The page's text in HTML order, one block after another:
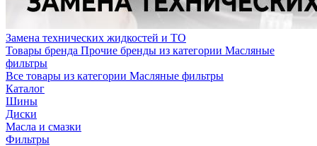
Замена технических жидкостей и ТО
Товары бренда Прочие бренды из категории Масляные
фильтры
Все товары из категории Масляные фильтры
Каталог
Шины
Диски
Масла и смазки
Фильтры